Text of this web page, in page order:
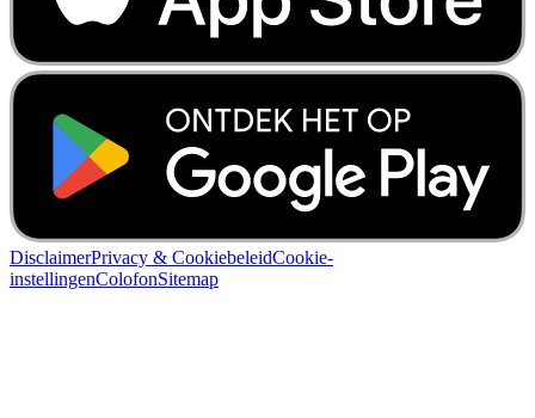
DisclaimerPrivacy & CookiebeleidCookie-
instellingenColofonSitemap